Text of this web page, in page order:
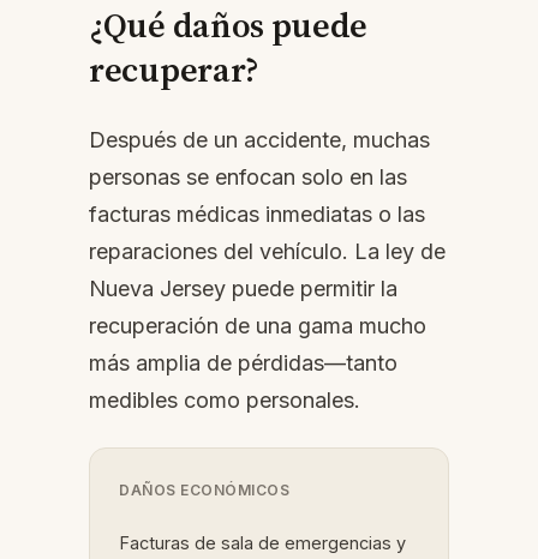
¿Qué daños puede
recuperar?
Después de un accidente, muchas
personas se enfocan solo en las
facturas médicas inmediatas o las
reparaciones del vehículo. La ley de
Nueva Jersey puede permitir la
recuperación de una gama mucho
más amplia de pérdidas—tanto
medibles como personales.
DAÑOS ECONÓMICOS
Facturas de sala de emergencias y